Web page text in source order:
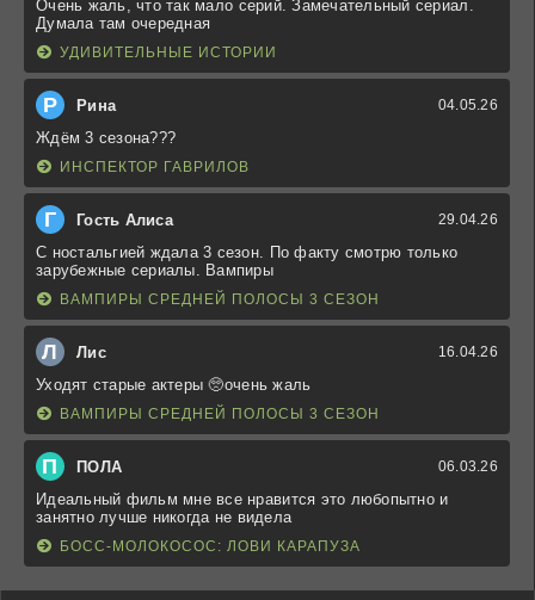
Очень жаль, что так мало серий. Замечательный сериал.
Думала там очередная
УДИВИТЕЛЬНЫЕ ИСТОРИИ
Р Рина 04.05.26
Ждём 3 сезона???
ИНСПЕКТОР ГАВРИЛОВ
Г Гость Алиса 29.04.26
С ностальгией ждала 3 сезон. По факту смотрю только
зарубежные сериалы. Вампиры
ВАМПИРЫ СРЕДНЕЙ ПОЛОСЫ 3 СЕЗОН
Л Лис 16.04.26
Уходят старые актеры 🥺очень жаль
ВАМПИРЫ СРЕДНЕЙ ПОЛОСЫ 3 СЕЗОН
П ПОЛА 06.03.26
Идеальный фильм мне все нравится это любопытно и
занятно лучше никогда не видела
БОСС-МОЛОКОСОС: ЛОВИ КАРАПУЗА